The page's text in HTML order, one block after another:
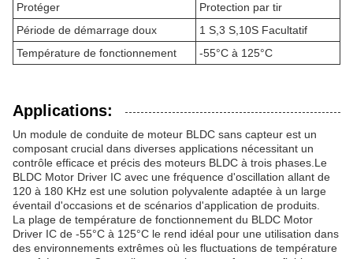
Protéger
Protection par tir
Période de démarrage doux
1 S,3 S,10S Facultatif
Température de fonctionnement
-55°C à 125°C
Applications:
Un module de conduite de moteur BLDC sans capteur est un
composant crucial dans diverses applications nécessitant un
contrôle efficace et précis des moteurs BLDC à trois phases.Le
BLDC Motor Driver IC avec une fréquence d'oscillation allant de
120 à 180 KHz est une solution polyvalente adaptée à un large
éventail d'occasions et de scénarios d'application de produits.
La plage de température de fonctionnement du BLDC Motor
Driver IC de -55°C à 125°C le rend idéal pour une utilisation dans
des environnements extrêmes où les fluctuations de température